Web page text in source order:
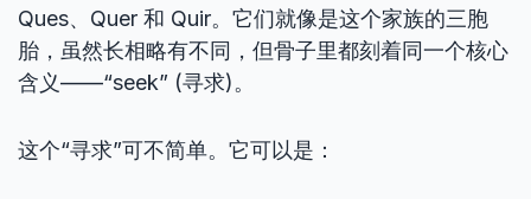
Ques、Quer 和 Quir。它们就像是这个家族的三胞
胎，虽然长相略有不同，但骨子里都刻着同一个核心
含义——“seek” (寻求)。
这个“寻求”可不简单。它可以是：